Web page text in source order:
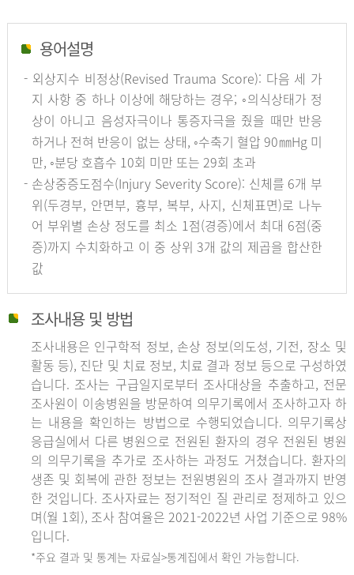
용어설명
- 외상지수 비정상(Revised Trauma Score): 다음 세 가
지 사항 중 하나 이상에 해당하는 경우; ◦의식상태가 정
상이 아니고 음성자극이나 통증자극을 줬을 때만 반응
하거나 전혀 반응이 없는 상태, ◦수축기 혈압 90㎜Hg 미
만, ◦분당 호흡수 10회 미만 또는 29회 초과
- 손상중증도점수(Injury Severity Score): 신체를 6개 부
위(두경부, 안면부, 흉부, 복부, 사지, 신체표면)로 나누
어 부위별 손상 정도를 최소 1점(경증)에서 최대 6점(중
증)까지 수치화하고 이 중 상위 3개 값의 제곱을 합산한
값
조사내용 및 방법
조사내용은 인구학적 정보, 손상 정보(의도성, 기전, 장소 및
활동 등), 진단 및 치료 정보, 치료 결과 정보 등으로 구성하였
습니다. 조사는 구급일지로부터 조사대상을 추출하고, 전문
조사원이 이송병원을 방문하여 의무기록에서 조사하고자 하
는 내용을 확인하는 방법으로 수행되었습니다. 의무기록상
응급실에서 다른 병원으로 전원된 환자의 경우 전원된 병원
의 의무기록을 추가로 조사하는 과정도 거쳤습니다. 환자의
생존 및 회복에 관한 정보는 전원병원의 조사 결과까지 반영
한 것입니다. 조사자료는 정기적인 질 관리로 정제하고 있으
며(월 1회), 조사 참여율은 2021-2022년 사업 기준으로 98%
입니다.
*주요 결과 및 통계는 자료실>통계집에서 확인 가능합니다.